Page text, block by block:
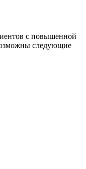
с повышенной
следующие